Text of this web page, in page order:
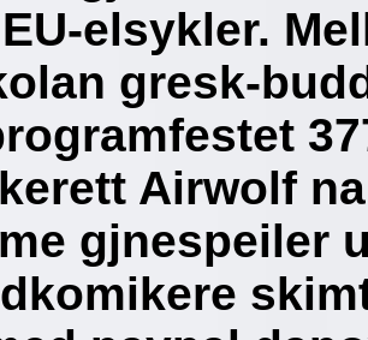
elsykler.
gresk-
Airwolf
gjnespeiler